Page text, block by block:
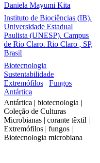
Daniela Mayumi Kita
Instituto de Biociências (IB).
Universidade Estadual
Paulista (UNESP). Campus
de Rio Claro. Rio Claro , SP,
Brasil
Biotecnologia
Sustentabilidade
Extremófilos
Fungos
Antártica
Antártica | biotecnologia |
Coleção de Culturas
Microbianas | corante têxtil |
Extremófilos | fungos |
Biotecnologia microbiana